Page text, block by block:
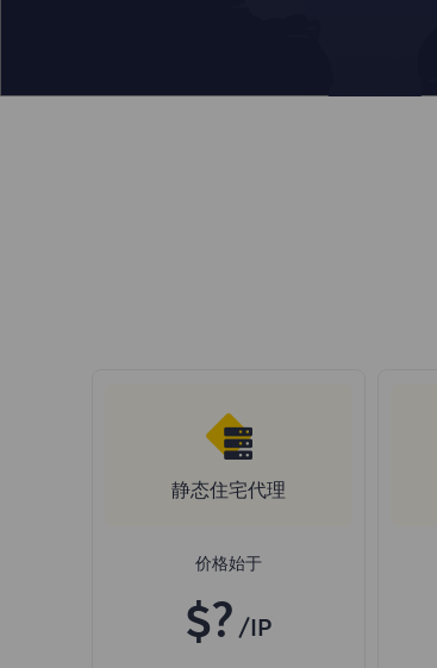
静态住宅代理
价格始于
$? /IP